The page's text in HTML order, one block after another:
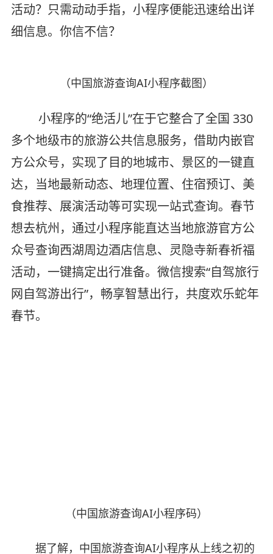
活动？只需动动手指，小程序便能迅速给出详
细信息。你信不信？
（中国旅游查询AI小程序截图）
小程序的“绝活儿”在于它整合了全国 330
多个地级市的旅游公共信息服务，借助内嵌官
方公众号，实现了目的地城市、景区的一键直
达，当地最新动态、地理位置、住宿预订、美
食推荐、展演活动等可实现一站式查询。春节
想去杭州，通过小程序能直达当地旅游官方公
众号查询西湖周边酒店信息、灵隐寺新春祈福
活动，一键搞定出行准备。微信搜索“自驾旅行
网自驾游出行”，畅享智慧出行，共度欢乐蛇年
春节。
（中国旅游查询AI小程序码）
据了解，中国旅游查询AI小程序从上线之初的